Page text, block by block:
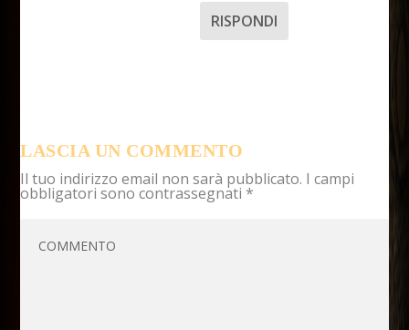
RISPONDI
LASCIA UN COMMENTO
Il tuo indirizzo email non sarà pubblicato. I campi
obbligatori sono contrassegnati *